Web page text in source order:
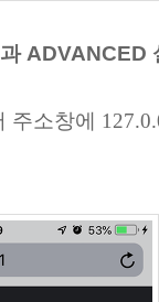
ADVANCED
소창에